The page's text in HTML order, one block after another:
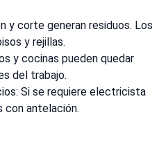
y corte generan residuos. Los
y rejillas.
y cocinas pueden quedar
del trabajo.
Si se requiere electricista
con antelación.